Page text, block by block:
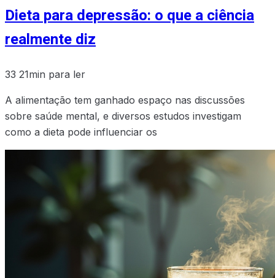
Dieta para depressão: o que a ciência
realmente diz
33 21min para ler
A alimentação tem ganhado espaço nas discussões
sobre saúde mental, e diversos estudos investigam
como a dieta pode influenciar os